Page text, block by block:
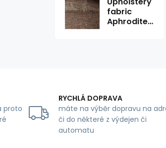
fabric
Aphrodite
proto
RYCHLÁ DOPRAVA
máte na výběr dopravu na
či do některé z výdejen či
automatu